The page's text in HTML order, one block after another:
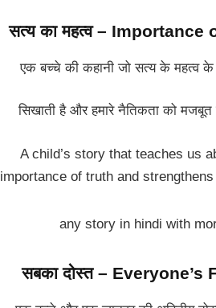
सत्य का महत्व – Importance
एक बच्चे की कहानी जो सत्य के महत्व के
सिखाती है और हमारे नैतिकता को मजबूत
A child’s story that teaches us
importance of truth and
सबका दोस्त – Everyone’s